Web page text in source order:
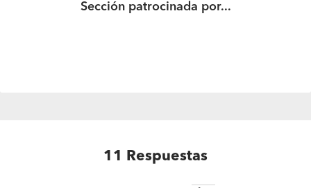
Sección patrocinada por...
11 Respuestas